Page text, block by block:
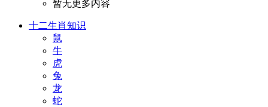
暂无更多内容
十二生肖知识
鼠
牛
虎
兔
龙
蛇